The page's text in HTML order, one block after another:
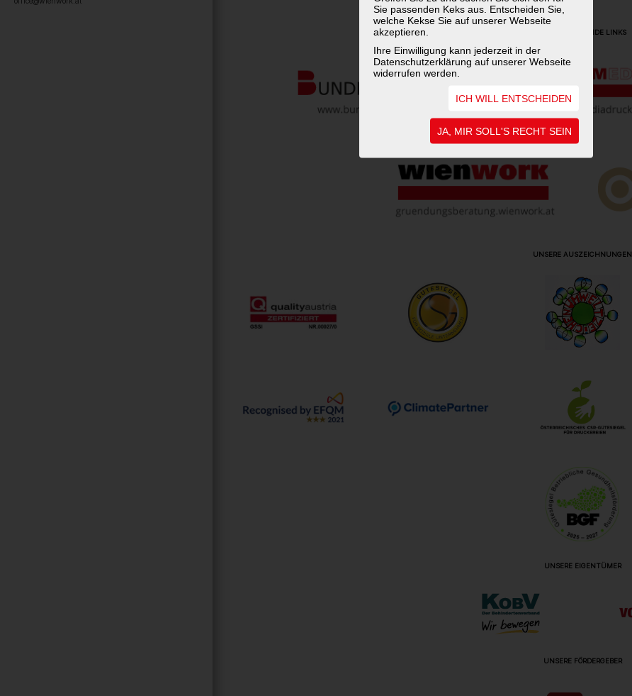
Sie passenden Keks aus. Entscheiden Sie,
welche Kekse Sie auf unserer Webseite
akzeptieren.
Ihre Einwilligung kann jederzeit in der
Datenschutzerklärung auf unserer Webseite
widerrufen werden.
ICH WILL ENTSCHEIDEN
JA, MIR SOLL'S RECHT SEIN
WEITERFÜHRENDE LINKS
UNSERE AUSZEICHNUNGEN
UNSERE EIGENTÜMER
UNSERE FÖRDERGEBER